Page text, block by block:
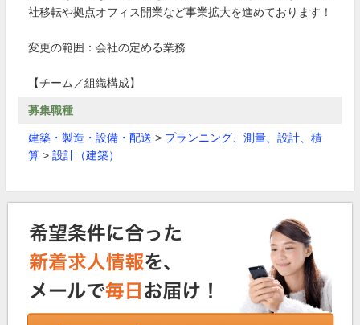
社移転や拠点オフィス開業など事業拡大を進めております！
変更の範囲：会社の定める業務
【チーム／組織構成】
募集職種
建築・製造・設備・配送 > プランニング、測量、設計、積
算 > 設計（建築）